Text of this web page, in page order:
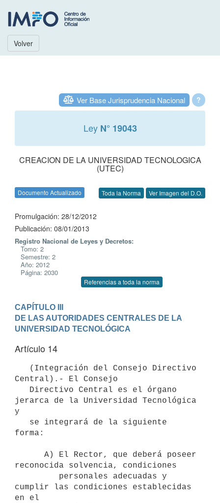
Volver
?
Ver Base Jurisprudencia Nacional
Ley N° 19043
CREACION DE LA UNIVERSIDAD TECNOLOGICA
(UTEC)
Documento Actualizado Toda la Norma Ver Imagen del D.O.
Promulgación: 28/12/2012
Publicación: 08/01/2013
Registro Nacional de Leyes y Decretos:
Tomo: 2
Semestre: 2
Año: 2012
Página: 2030
Referencias a toda la norma
CAPÍTULO III
DE LAS AUTORIDADES CENTRALES DE LA
UNIVERSIDAD TECNOLÓGICA
Artículo 14
Central).- El Consejo
jerarca de la Universidad Tecnológica
y
forma:
reconocida solvencia, condiciones
cumplir las condiciones establecidas
en el